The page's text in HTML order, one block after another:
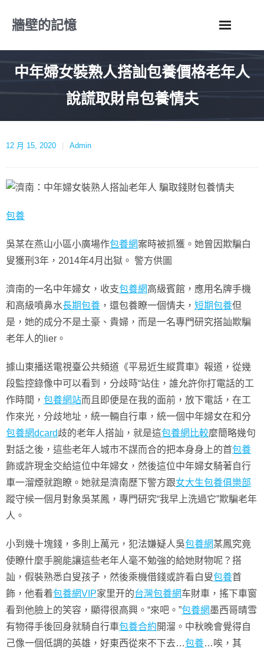
牆壁的記憶
中年婦女裝熟人搭訕包養價格老年人
說謊取財帛包養情夫
12 月 15, 2020 Admin
包養
吳某在燕山小區小廣場作包養網案時被抓獲。她曾因欺騙白
叟獲刑3年，2014年4月出獄。 警方供圖
濟南的一名中年婦女，收支包養網高級賓館，應用名牌手機
和高級噴鼻水長期包養 ，還包養瞭一個情夫， 短期包養但
是，她的成分不是土豪、貴婦，而是一名專門研究搭訕欺騙
老年人的lier。
據山東播送電視臺公共頻道《平易近生縱貫車》報道，從幾
段監控錄像中可以看到，分歧時“站住，誰允許你打電話的工
作時間， 包養網站而且即便是在我的面前，放下電話，在工
作來光，分歧地址，統一輛自行車，統一個中年婦女在和分
包養網dcard歧的老年人搭訕，就是這包養網比較麼簡略幾句
對話之後，這些老年人城市不謀而合的把本身身上的首包養
飾或許現金交給這位中年婦女，然後這位中年婦女騎著自行
車一溜煙就跑瞭。她就是濟南歷下警方跟女大生包養俱樂部
蹤守候一個月對象吳某鳳，專門研究“我早上洗過它”欺騙老年
人。
小到幾十塊錢，多則上萬元，犯法嫌疑人吳包養網某鳳究竟
使瞭什麼手腕能讓這些老年人毫不勉強的給她財物呢？搭
訕，假裝熟悉白叟孩子，然後乘機借錢或許看白叟包養首
飾，他看着包養網VIP家里开的台灣包養網车財車，搖下車窗
看到他臉上的笑容，顯得很高興。“來吧。”包養網墨西哥晴雪
有物得手後回身就騎自行車包養合約開溜。中秋晚會覺得自
己像一個低調的英雄，好東西從來不下去…包養…唉，其